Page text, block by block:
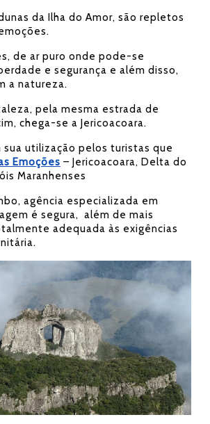
da Ilha do Amor, são repletos
de ar puro onde pode-se
e segurança e além disso,
a natureza.
pela mesma estrada de
chega-se a Jericoacoara.
sua utilização pelos turistas que
Emoções – Jericoacoara, Delta do
Maranhenses
agência especializada em
é segura, além de mais
adequada às exigências